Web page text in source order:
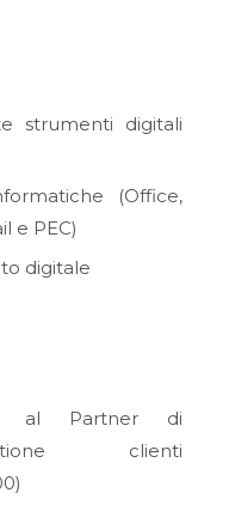
strumenti digitali
(Office,
e PEC)
digitale
al Partner di
clienti